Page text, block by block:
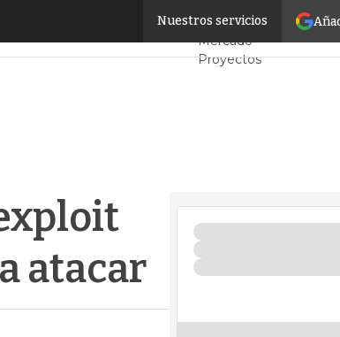
Nuestros servicios
de suministro para atacarServidores CPD y
Mercado
Proyectos
atacar